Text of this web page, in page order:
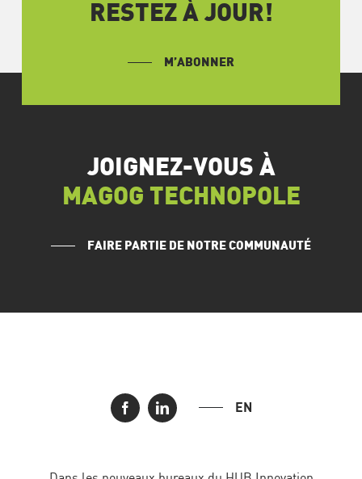
RESTEZ À JOUR!
M’ABONNER
JOIGNEZ-VOUS À
MAGOG TECHNOPOLE
FAIRE PARTIE DE NOTRE COMMUNAUTÉ
EN